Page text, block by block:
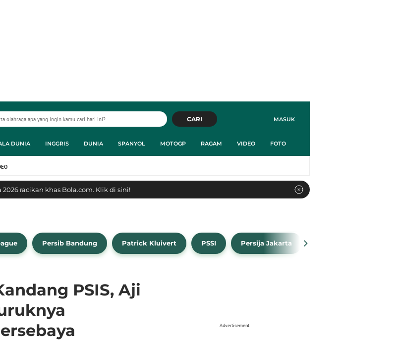
MASUK
CARI
DUNIA INGGRIS DUNIA SPANYOL MOTOGP RAGAM VIDEO FOTO
racikan khas Bola.com. Klik di sini!
Persib Bandung Patrick Kluivert PSSI Persija Jakarta
PSIS, Aji
Advertisement